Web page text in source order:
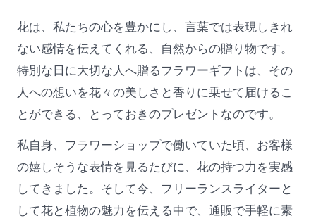
リ
ー
花は、私たちの心を豊かにし、言葉では表現しきれ
ない感情を伝えてくれる、自然からの贈り物です。
特別な日に大切な人へ贈るフラワーギフトは、その
人への想いを花々の美しさと香りに乗せて届けるこ
とができる、とっておきのプレゼントなのです。
私自身、フラワーショップで働いていた頃、お客様
の嬉しそうな表情を見るたびに、花の持つ力を実感
してきました。そして今、フリーランスライターと
して花と植物の魅力を伝える中で、通販で手軽に素